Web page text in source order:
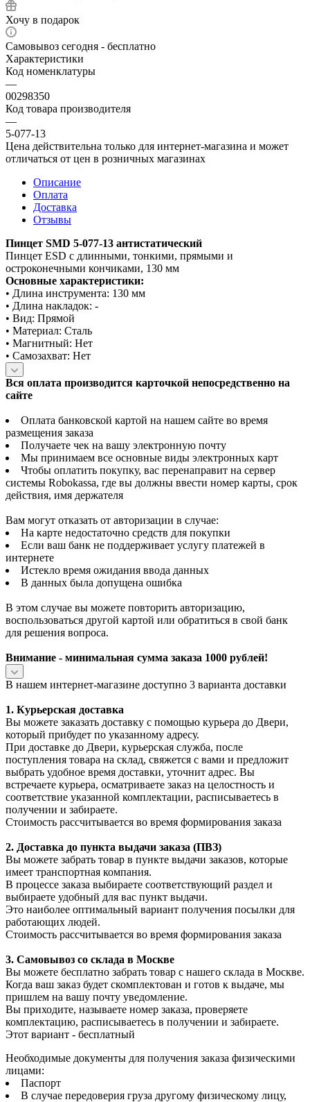
Хочу в подарок
Самовывоз сегодня - бесплатно
Характеристики
Код номенклатуры
—
00298350
Код товара производителя
—
5-077-13
Цена действительна только для интернет-магазина и может
отличаться от цен в розничных магазинах
Описание
Оплата
Доставка
Отзывы
Пинцет SMD 5-077-13 антистатический
Пинцет ESD с длинными, тонкими, прямыми и
остроконечными кончиками, 130 мм
Основные характеристики:
• Длина инструмента: 130 мм
• Длина накладок: -
• Вид: Прямой
• Материал: Сталь
• Магнитный: Нет
• Самозахват: Нет
Вся оплата производится карточкой непосредственно на
сайте
Оплата банковской картой на нашем сайте во время
размещения заказа
Получаете чек на вашу электронную почту
Мы принимаем все основные виды электронных карт
Чтобы оплатить покупку, вас перенаправит на сервер
системы Robokassa, где вы должны ввести номер карты, срок
действия, имя держателя
Вам могут отказать от авторизации в случае:
На карте недостаточно средств для покупки
Если ваш банк не поддерживает услугу платежей в
интернете
Истекло время ожидания ввода данных
В данных была допущена ошибка
В этом случае вы можете повторить авторизацию,
воспользоваться другой картой или обратиться в свой банк
для решения вопроса.
Внимание - минимальная сумма заказа 1000 рублей!
В нашем интернет-магазине доступно 3 варианта доставки
1. Курьерская доставка
Вы можете заказать доставку с помощью курьера до Двери,
который прибудет по указанному адресу.
При доставке до Двери, курьерская служба, после
поступления товара на склад, свяжется с вами и предложит
выбрать удобное время доставки, уточнит адрес. Вы
встречаете курьера, осматриваете заказ на целостность и
соответствие указанной комплектации, расписываетесь в
получении и забираете.
Стоимость рассчитывается во время формирования заказа
2. Доставка до пункта выдачи заказа (ПВЗ)
Вы можете забрать товар в пункте выдачи заказов, которые
имеет транспортная компания.
В процессе заказа выбираете соответствующий раздел и
выбираете удобный для вас пункт выдачи.
Это наиболее оптимальный вариант получения посылки для
работающих людей.
Стоимость рассчитывается во время формирования заказа
3. Самовывоз со склада в Москве
Вы можете бесплатно забрать товар с нашего склада в Москве.
Когда ваш заказ будет скомплектован и готов к выдаче, мы
пришлем на вашу почту уведомление.
Вы приходите, называете номер заказа, проверяете
комплектацию, расписываетесь в получении и забираете.
Этот вариант - бесплатный
Необходимые документы для получения заказа физическими
лицами:
Паспорт
В случае передоверия груза другому физическому лицу,